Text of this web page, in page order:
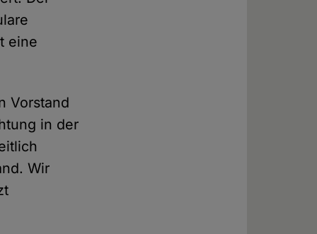
eine
Vorstand
in der
Wir